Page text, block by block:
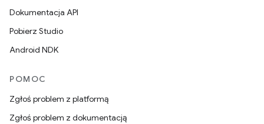
Dokumentacja API
Pobierz Studio
Android NDK
POMOC
Zgłoś problem z platformą
Zgłoś problem z dokumentacją